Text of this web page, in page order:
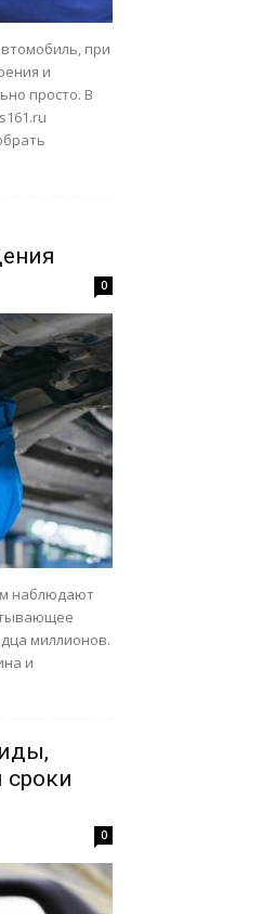
при
и
просто. В
0
наблюдают
миллионов.
и
сроки
0